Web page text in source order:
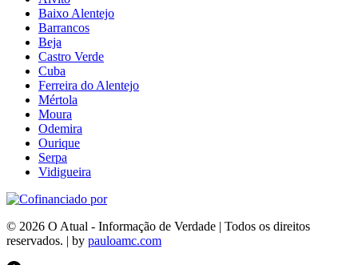
Baixo Alentejo
Barrancos
Beja
Castro Verde
Cuba
Ferreira do Alentejo
Mértola
Moura
Odemira
Ourique
Serpa
Vidigueira
© 2026 O Atual - Informação de Verdade | Todos os direitos
reservados. | by pauloamc.com